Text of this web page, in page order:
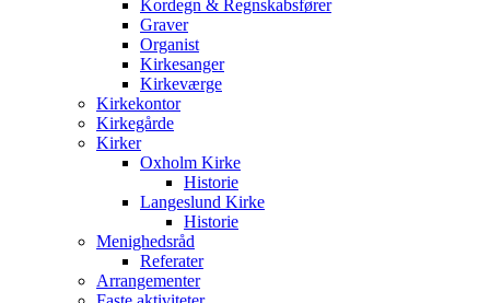
Kordegn & Regnskabsfører
Graver
Organist
Kirkesanger
Kirkeværge
Kirkekontor
Kirkegårde
Kirker
Oxholm Kirke
Historie
Langeslund Kirke
Historie
Menighedsråd
Referater
Arrangementer